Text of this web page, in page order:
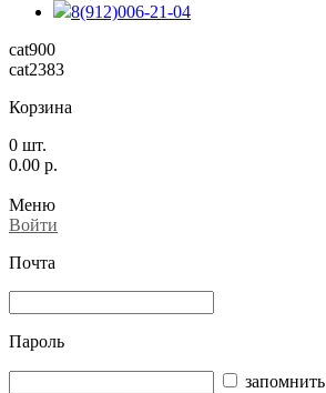
8(912)006-21-04
cat900
cat2383
Корзина
0 шт.
0.00 р.
Меню
Войти
Почта
Пароль
запомнить